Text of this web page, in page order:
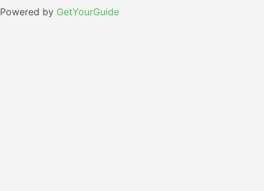
Powered by GetYourGuide